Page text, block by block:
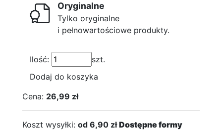
Oryginalne
Tylko oryginalne
i pełnowartościowe produkty.
Ilość:
szt.
Dodaj do koszyka
Cena: 26,99 zł
Koszt wysyłki: od 6,90 złDostępne formy